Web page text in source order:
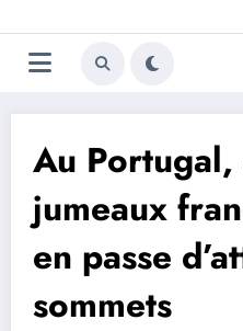
au
contenu
Au
jumeaux
en passe
sommets